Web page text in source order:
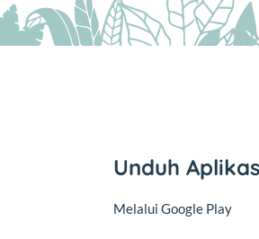
Unduh
Melalui Google Play